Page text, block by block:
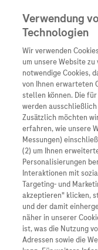
Verwendung
Technologien
Wir verwenden
um unsere Website
notwendige Cookies,
von Ihnen erwarteten
stellen können. Die
werden
Zusätzlich möchten
erfahren, wie unsere
Messungen)
(2) um Ihnen
Personalisierungen
Interaktionen mit
Targeting- und
akzeptieren" klicken,
und der damit
näher in unserer
ist, was die Nutzung
Adressen sowie die